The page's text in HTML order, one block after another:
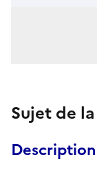
Sujet de
Description